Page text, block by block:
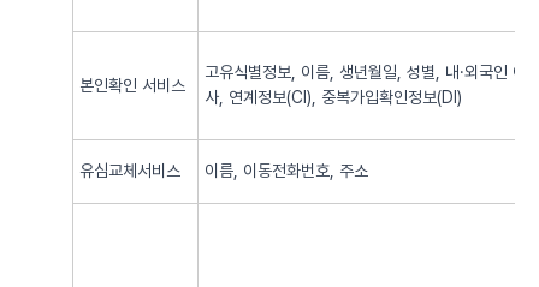
본인확인 서비스
고유식별정보, 이름, 생년월일, 성별, 내·외국인
사, 연계정보(CI), 중복가입확인정보(DI)
유심교체서비스 이름, 이동전화번호, 주소